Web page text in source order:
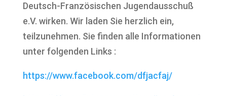
Deutsch-Französischen Jugendausschuß
e.V. wirken. Wir laden Sie herzlich ein,
teilzunehmen. Sie finden alle Informationen
unter folgenden Links :
https://www.facebook.com/dfjacfaj/